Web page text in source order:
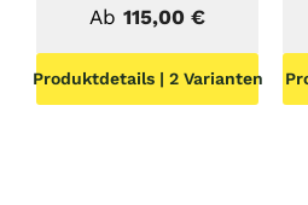
Ab 115,00 €
Produktdetails | 2 Varianten